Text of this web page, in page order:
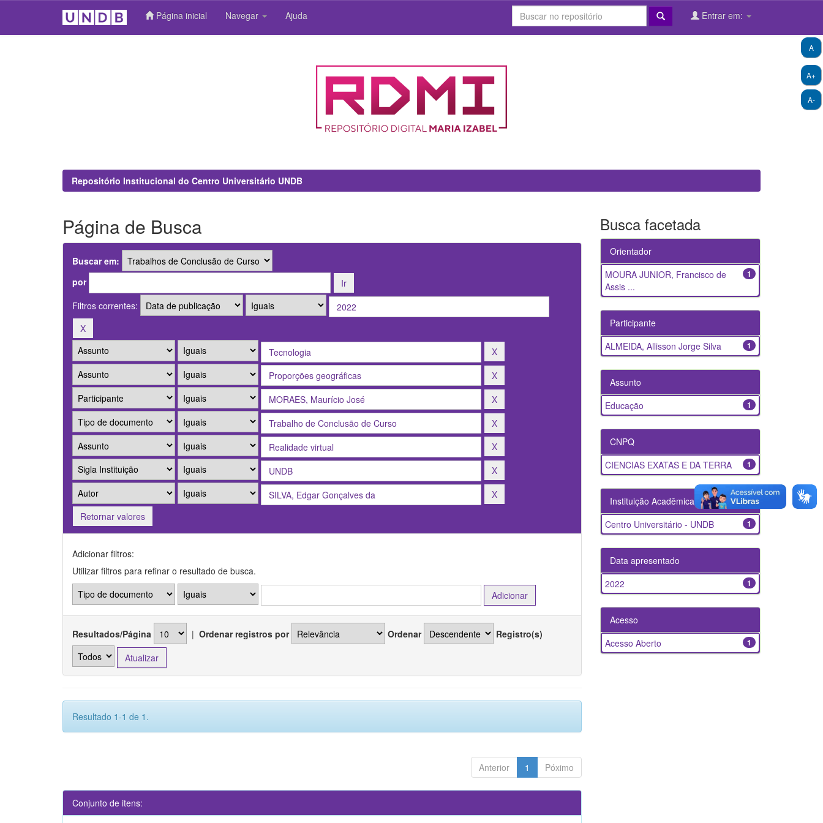
Página inicial Navegar Ajuda Entrar em:
A+
A-
A
Repositório Institucional do Centro Universitário UNDB
Página de Busca
Buscar em:
por
Filtros correntes:
Retornar valores
Adicionar filtros:
Utilizar filtros para refinar o resultado de busca.
Resultados/Página | Ordenar registros por Ordenar Registro(s)
Resultado 1-1 de 1.
Anterior 1 Póximo
Conjunto de itens:
Busca facetada
Orientador
1
MOURA JUNIOR, Francisco de
Assis ...
Participante
1
ALMEIDA, Allisson Jorge Silva
Assunto
1
Educação
CNPQ
1
CIENCIAS EXATAS E DA TERRA
Instituição Acadêmica
1
Centro Universitário - UNDB
Data apresentado
1
2022
Acesso
1
Acesso Aberto